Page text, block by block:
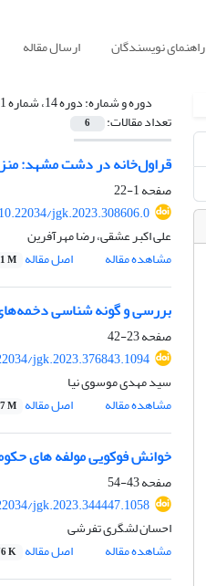
راهنمای نویسندگان ارسال مقاله
دوره و شماره:دوره 14، شماره 51، تابستان 1402، صفحه 1-112
تعداد مقالات: 6
قراول‌خانه در دشت مشهد:
صفحه1-22
10.22034/jgk.2023.308606.0
علی اکبر عشقی، رضا مهرآفرین
مشاهده مقاله
اصل مقاله M
بررسی و گونه شناسی دخمه‌های
صفحه23-42
jgk.2023.376843.1094
سید مهدی موسوی نیا
مشاهده مقاله
اصل مقاله M
خوانش فوکویی مولفه های
صفحه43-54
jgk.2023.344447.1058
احسان لشگری تفرشی
مشاهده مقاله
اصل مقاله K